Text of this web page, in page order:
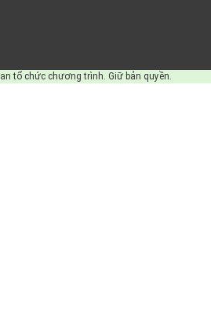
tổ chức chương trình. Giữ bản quyền.